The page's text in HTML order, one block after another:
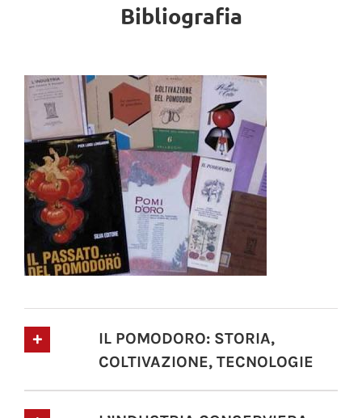
Bibliografia
IL POMODORO: STORIA,
COLTIVAZIONE, TECNOLOGIE